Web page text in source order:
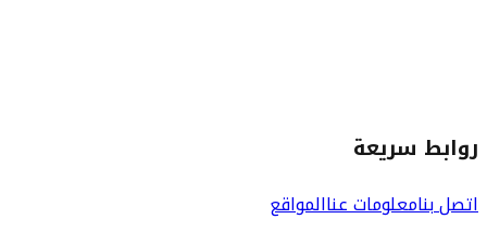
روابط سريعة
اتصل بنامعلومات عناالمواقع